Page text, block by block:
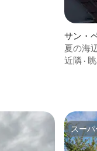
サン・
ントの
夏の海
近隣 ·
スー
スー